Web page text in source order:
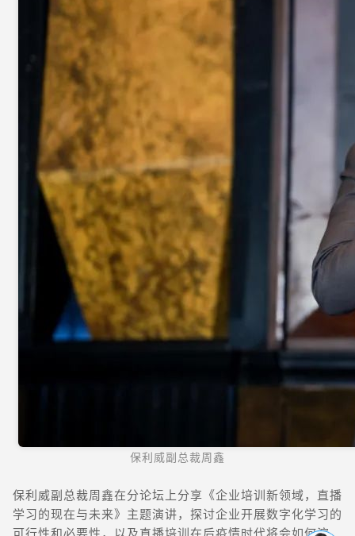
保利威副总裁周鑫
保利威副总裁周鑫在分论坛上分享《企业培训新领域，直播
学习的现在与未来》主题演讲，探讨企业开展数字化学习的
可行性和必要性，以及直播培训在后疫情时代将会如何演